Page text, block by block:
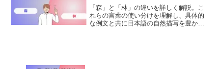
「森」と「林」の違いを詳しく解説。こ
れらの言葉の使い分けを理解し、具体的
な例文と共に日本語の自然描写を豊かに